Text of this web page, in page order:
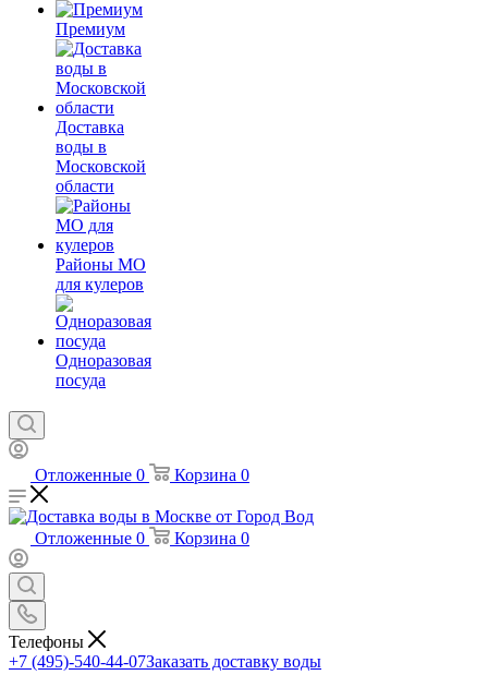
Премиум
Доставка
воды в
Московской
области
Районы МО
для кулеров
Одноразовая
посуда
Отложенные 0 Корзина 0
Отложенные 0 Корзина 0
Телефоны
+7 (495)-540-44-07Заказать доставку воды